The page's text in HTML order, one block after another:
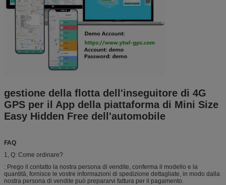
gestione della flotta dell'inseguitore di 4G
GPS per il App della piattaforma di Mini Size
Easy Hidden Free dell'automobile
FAQ
1, Q: Come ordinare?
: Prego il contatto la nostra persona di vendite, conferma il modello e la
quantità, fornisce le vostre informazioni di spedizione dettagliate, in modo dalla
nostra persona di vendite può prepararvi fattura per il pagamento.